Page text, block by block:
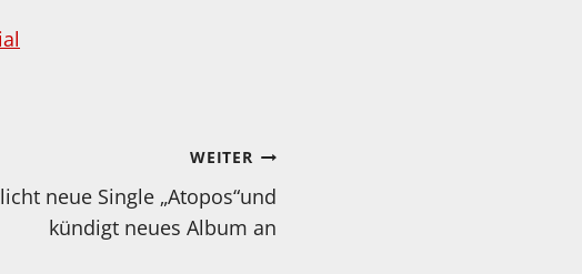
WEITER
neue Single „Atopos“und
kündigt neues Album an